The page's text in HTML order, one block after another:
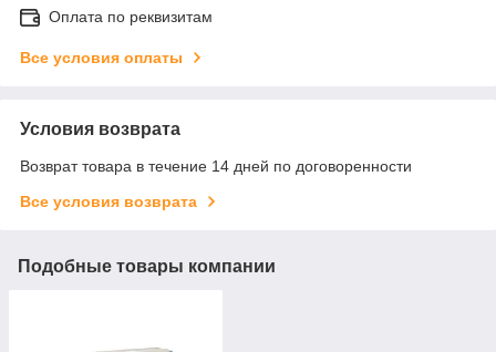
Оплата по реквизитам
Все условия оплаты
Условия возврата
Возврат товара в течение 14 дней по договоренности
Все условия возврата
Подобные товары компании